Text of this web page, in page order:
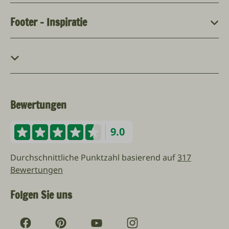
Footer - Inspiratie
Bewertungen
9.0
Durchschnittliche Punktzahl basierend auf317
Bewertungen
Folgen Sie uns